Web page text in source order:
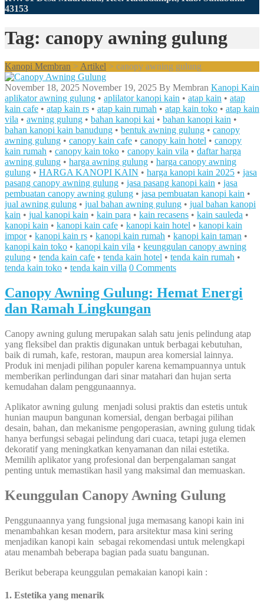
43153
Tag: canopy awning gulung
Kanopi Membran > Artikel > canopy awning gulung
November 18, 2025 November 19, 2025 By Membran Kanopi Kain
aplikator awning gulung • aplilator kanopi kain • atap kain • atap
kain cafe • atap kain rs • atap kain rumah • atap kain toko • atap kain
vila • awning gulung • bahan kanopi kai • bahan kanopi kain •
bahan kanopi kain banudung • bentuk awning gulung • canopy
awning gulung • canopy kain cafe • canopy kain hotel • canopy
kain rumah • canopy kain toko • canopy kain vila • daftar harga
awning gulung • harga awning gulung • harga canopy awning
gulung • HARGA KANOPI KAIN • harga kanopi kain 2025 • jasa
pasang canopy awning gulung • jasa pasang kanopi kain • jasa
pembuatan canopy awning gulung • jasa pembuatan kanopi kain •
jual awning gulung • jual bahan awning gulung • jual bahan kanopi
kain • jual kanopi kain • kain para • kain recasens • kain sauleda •
kanopi kain • kanopi kain cafe • kanopi kain hotel • kanopi kain
impor• kanopi kain rs • kanopi kain rumah • kanopi kain taman •
kanopi kain toko • kanopi kain vila • keunggulan canopy awning
gulung • tenda kain cafe • tenda kain hotel • tenda kain rumah •
tenda kain toko • tenda kain villa 0 Comments
Canopy Awning Gulung: Hemat Energi
dan Ramah Lingkungan
Canopy awning gulung merupakan salah satu jenis pelindung atap
yang fleksibel dan praktis digunakan untuk berbagai kebutuhan,
baik di rumah, kafe, restoran, maupun area komersial lainnya.
Produk ini menjadi pilihan populer karena kemampuannya untuk
memberikan perlindungan dari sinar matahari dan hujan serta
kemudahan dalam penggunaannya.
Aplikator awning gulung menjadi solusi praktis dan estetis untuk
hunian maupun bangunan komersial, dengan berbagai pilihan
desain, bahan, dan mekanisme pengoperasian, awning gulung tidak
hanya berfungsi sebagai pelindung dari cuaca, tetapi juga elemen
dekoratif yang meningkatkan kenyamanan dan nilai estetika.
Memilih aplikator yang profesional dan berpengalaman sangat
penting untuk memastikan hasil yang maksimal dan memuaskan.
Keunggulan Canopy Awning Gulung
Penggunaannya yang fungsional juga memasang kanopi kain ini
menambahkan kesan modern, para arsitektur masa kini sering
menjadikan kanopi kain sebagai rekomendasi untuk melengkapi
atau menambah beberapa bagian pada suatu bangunan.
Berikut beberapa keunggulan pemakaian kanopi kain :
1. Estetika yang menarik